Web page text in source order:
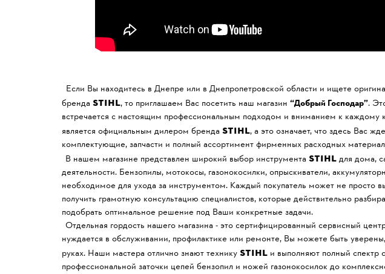
Если Вы находитесь в Днепре или в Днепропетровской области и ищете
бренда STIHL, то приглашаем Вас посетить наш магазин “Добрый Господар”.
встречается с настоящим профессиональным подходом и вниманием к каждому
является официальным дилером бренда STIHL, а это означает, что здесь Вас
комплектующие, запчасти и полный ассортимент фирменных расходных
В нашем магазине представлен широкий выбор инструмента STIHL для дома,
деятельности. Бензопилы, мотокосы, газонокосилки, опрыскиватели,
необходимое для ухода за инструментом. Каждый покупатель может не просто
получить грамотную консультацию специалистов, которые действительно
подобрать оптимальное решение под Ваши конкретные задачи.
Отдельная гордость нашего магазина - это сертифицированный сервисный
нуждается в обслуживании, профилактике или ремонте, Вы можете быть
руках. Наши мастера отлично знают технику STIHL и выполняют полный спектр
профессиональной заточки цепей бензопил и ножей газонокосилок до